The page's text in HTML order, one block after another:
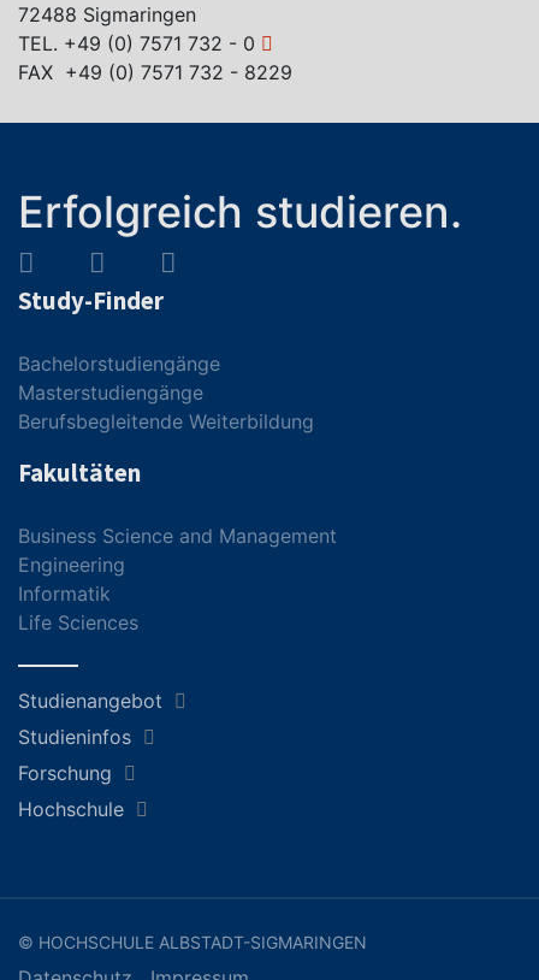
72488 Sigmaringen
TEL. +49 (0) 7571 732 - 0
FAX +49 (0) 7571 732 - 8229
Erfolgreich studieren.
Study-Finder
Bachelorstudiengänge
Masterstudiengänge
Berufsbegleitende Weiterbildung
Fakultäten
Business Science and Management
Engineering
Informatik
Life Sciences
Studienangebot
Studieninfos
Forschung
Hochschule
© HOCHSCHULE ALBSTADT-SIGMARINGEN